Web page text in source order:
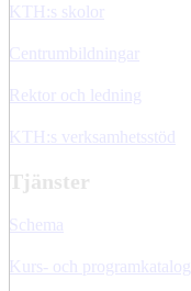
KTH:s skolor
Centrumbildningar
Rektor och ledning
KTH:s verksamhetsstöd
Tjänster
Schema
Kurs- och